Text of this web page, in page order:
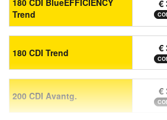
180 CDI BlueEFFICIENCY
Trend
€
180 CDI Trend €
200 CDI Avantg. €